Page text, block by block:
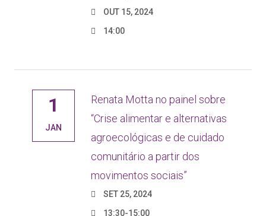
OUT 15, 2024
14:00
1
JAN
Renata Motta no painel sobre
“Crise alimentar e alternativas
agroecológicas e de cuidado
comunitário a partir dos
movimentos sociais”
SET 25, 2024
13:30-15:00